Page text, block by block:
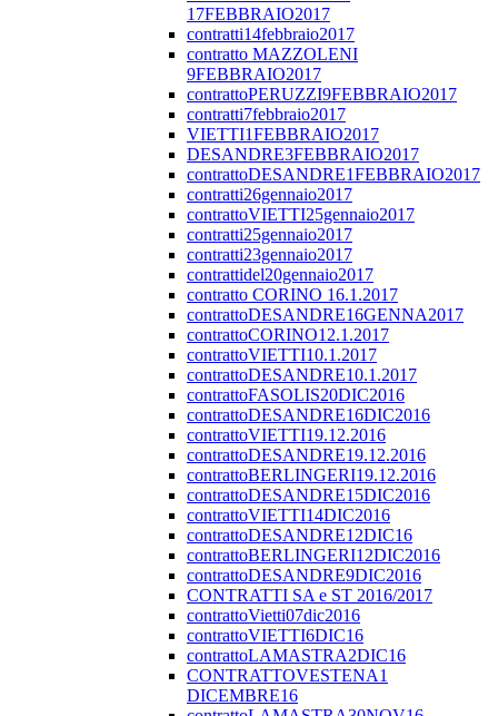
17FEBBRAIO2017
contratti14febbraio2017
contratto MAZZOLENI
9FEBBRAIO2017
contrattoPERUZZI9FEBBRAIO2017
contratti7febbraio2017
VIETTI1FEBBRAIO2017
DESANDRE3FEBBRAIO2017
contrattoDESANDRE1FEBBRAIO2017
contratti26gennaio2017
contrattoVIETTI25gennaio2017
contratti25gennaio2017
contratti23gennaio2017
contrattidel20gennaio2017
contratto CORINO 16.1.2017
contrattoDESANDRE16GENNA2017
contrattoCORINO12.1.2017
contrattoVIETTI10.1.2017
contrattoDESANDRE10.1.2017
contrattoFASOLIS20DIC2016
contrattoDESANDRE16DIC2016
contrattoVIETTI19.12.2016
contrattoDESANDRE19.12.2016
contrattoBERLINGERI19.12.2016
contrattoDESANDRE15DIC2016
contrattoVIETTI14DIC2016
contrattoDESANDRE12DIC16
contrattoBERLINGERI12DIC2016
contrattoDESANDRE9DIC2016
CONTRATTI SA e ST 2016/2017
contrattoVietti07dic2016
contrattoVIETTI6DIC16
contrattoLAMASTRA2DIC16
CONTRATTOVESTENA1
DICEMBRE16